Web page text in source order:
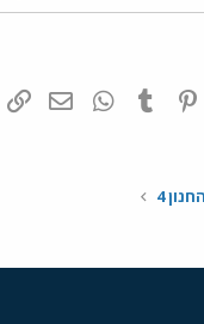
Reddit
Pinterest
Tumblr
WhatsApp
דואר
4